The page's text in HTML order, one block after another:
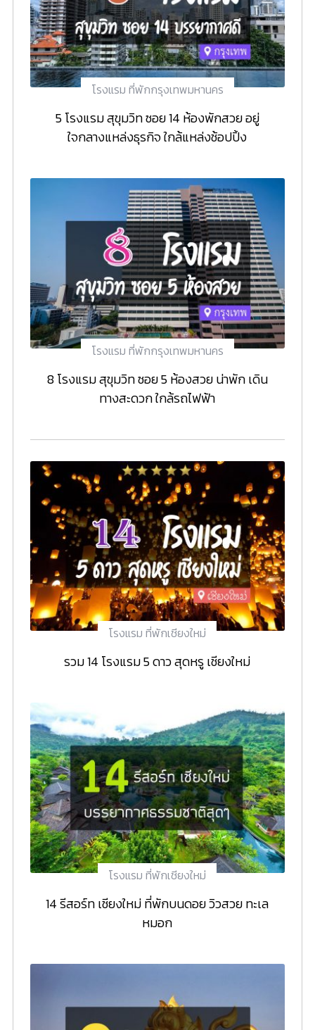
โรงแรม ที่พักกรุงเทพมหานคร
5 โรงแรม สุขุมวิท ซอย 14 ห้องพักสวย อยู่
ใจกลางแหล่งธุรกิจ ใกล้แหล่งช้อปปิ้ง
โรงแรม ที่พักกรุงเทพมหานคร
8 โรงแรม สุขุมวิท ซอย 5 ห้องสวย น่าพัก เดิน
ทางสะดวก ใกล้รถไฟฟ้า
โรงแรม ที่พักเชียงใหม่
รวม 14 โรงแรม 5 ดาว สุดหรู เชียงใหม่
โรงแรม ที่พักเชียงใหม่
14 รีสอร์ท เชียงใหม่ ที่พักบนดอย วิวสวย ทะเล
หมอก